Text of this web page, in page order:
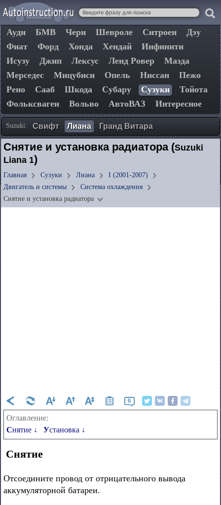
Ауди БМВ Чери Шевроле Ситроен
Дэу
Фиат
Форд Хонда Хендай
Инфинити
Исузу
Джип Лексус Ленд Ровер
Мазда
Мерседес
Мицубиси Опель Ниссан
Пежо
Рено
Сааб Шкода Субару Сузуки
Тойота
Фольксваген
Вольво АвтоВАЗ Интересное
Suzuki: Свифт Лиана Гранд Витара
Снятие и установка радиатора (Suzuki
Liana 1)
Главная Сузуки Лиана
I (2001-2007)
Двигатель и системы
Система охлаждения
Снятие и установка радиатора
0
Оглавление:
Снятие ↓
Установка ↓
Снятие
Отсоедините провод от отрицательного вывода
аккумуляторной батареи.